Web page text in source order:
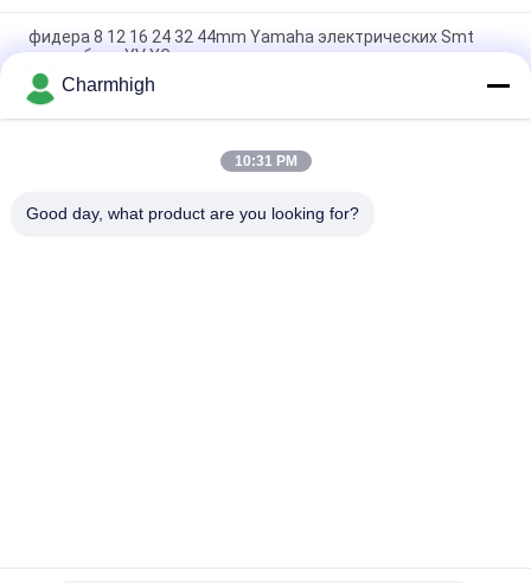
фидера 8 12 16 24 32 44mm Yamaha электрических Smt
для выбора YV YG и машины места
Фидер 8 Yamaha электрический 12 16 24mm для выбора
DIY и машины места, машины Charmhigh SMT
Фидер 8/12/16/24mm Фудзи NXT электрический SMT для
Charmhigh
10:31 PM
Good day, what product are you looking for?